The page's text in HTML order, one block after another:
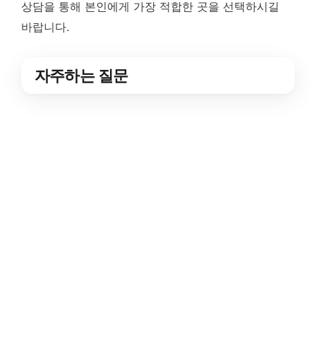
상담을 통해 본인에게 가장 적합한 곳을 선택하시길
바랍니다.
자주하는 질문